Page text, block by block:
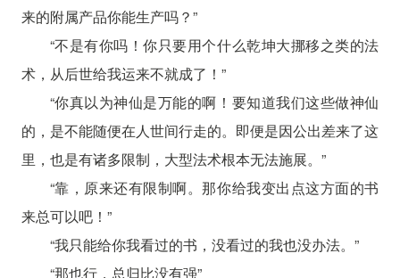
来的附属产品你能生产吗？”
“不是有你吗！你只要用个什么乾坤大挪移之类的法
术，从后世给我运来不就成了！”
“你真以为神仙是万能的啊！要知道我们这些做神仙
的，是不能随便在人世间行走的。即便是因公出差来了这
里，也是有诸多限制，大型法术根本无法施展。”
“靠，原来还有限制啊。那你给我变出点这方面的书
来总可以吧！”
“我只能给你我看过的书，没看过的我也没办法。”
“那也行，总归比没有强”